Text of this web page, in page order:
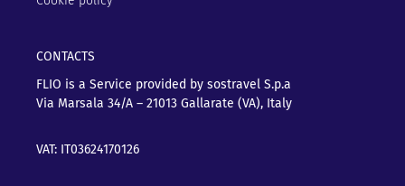
CONTACTS
FLIO is a Service provided by sostravel S.p.a
Via Marsala 34/A – 21013 Gallarate (VA), Italy
VAT: IT03624170126